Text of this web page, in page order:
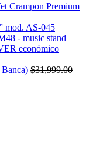
Crampon Premium
mod. AS-045
- music stand
económico
$31,999.00